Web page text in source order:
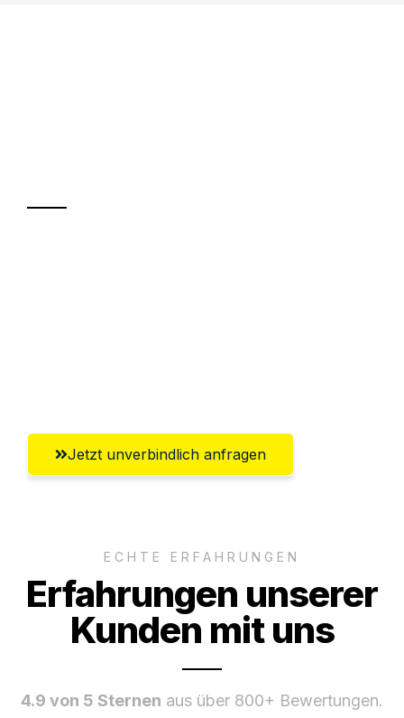
Jetzt unverbindlich anfragen
ECHTE ERFAHRUNGEN
Erfahrungen unserer
Kunden mit uns
4.9 von 5 Sternen aus über 800+ Bewertungen.